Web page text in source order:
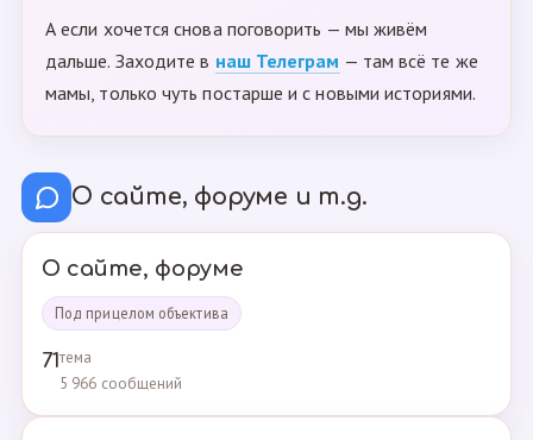
А если хочется снова поговорить — мы живём
дальше. Заходите в наш Телеграм — там всё те же
мамы, только чуть постарше и с новыми историями.
О сайте, форуме и т.д.
О сайте, форуме
Под прицелом объектива
71тема
5 966 сообщений